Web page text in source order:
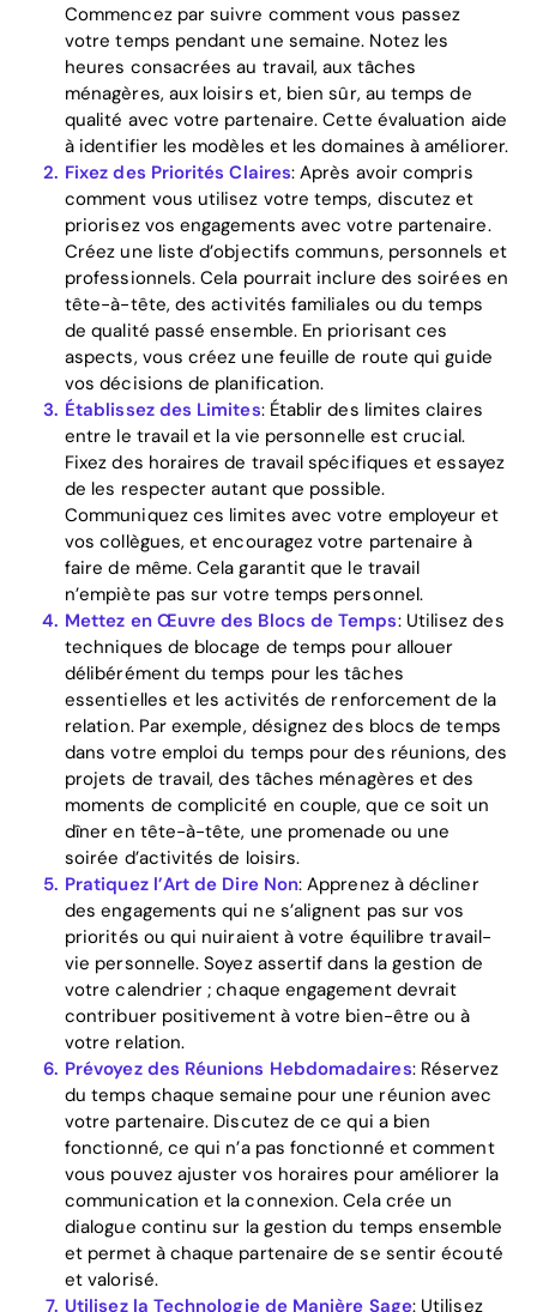
Home
Blog
Download
Commencez par suivre comment vous passez
votre temps pendant une semaine. Notez les
heures consacrées au travail, aux tâches
ménagères, aux loisirs et, bien sûr, au temps de
qualité avec votre partenaire. Cette évaluation aide
à identifier les modèles et les domaines à améliorer.
Fixez des Priorités Claires: Après avoir compris
comment vous utilisez votre temps, discutez et
priorisez vos engagements avec votre partenaire.
Créez une liste d’objectifs communs, personnels et
professionnels. Cela pourrait inclure des soirées en
tête-à-tête, des activités familiales ou du temps
de qualité passé ensemble. En priorisant ces
aspects, vous créez une feuille de route qui guide
vos décisions de planification.
Établissez des Limites: Établir des limites claires
entre le travail et la vie personnelle est crucial.
Fixez des horaires de travail spécifiques et essayez
de les respecter autant que possible.
Communiquez ces limites avec votre employeur et
vos collègues, et encouragez votre partenaire à
faire de même. Cela garantit que le travail
n’empiète pas sur votre temps personnel.
Mettez en Œuvre des Blocs de Temps: Utilisez des
techniques de blocage de temps pour allouer
délibérément du temps pour les tâches
essentielles et les activités de renforcement de la
relation. Par exemple, désignez des blocs de temps
dans votre emploi du temps pour des réunions, des
projets de travail, des tâches ménagères et des
moments de complicité en couple, que ce soit un
dîner en tête-à-tête, une promenade ou une
soirée d’activités de loisirs.
Pratiquez l’Art de Dire Non: Apprenez à décliner
des engagements qui ne s’alignent pas sur vos
priorités ou qui nuiraient à votre équilibre travail-
vie personnelle. Soyez assertif dans la gestion de
votre calendrier ; chaque engagement devrait
contribuer positivement à votre bien-être ou à
votre relation.
Prévoyez des Réunions Hebdomadaires: Réservez
du temps chaque semaine pour une réunion avec
votre partenaire. Discutez de ce qui a bien
fonctionné, ce qui n’a pas fonctionné et comment
vous pouvez ajuster vos horaires pour améliorer la
communication et la connexion. Cela crée un
dialogue continu sur la gestion du temps ensemble
et permet à chaque partenaire de se sentir écouté
et valorisé.
Utilisez la Technologie de Manière Sage: Utilisez